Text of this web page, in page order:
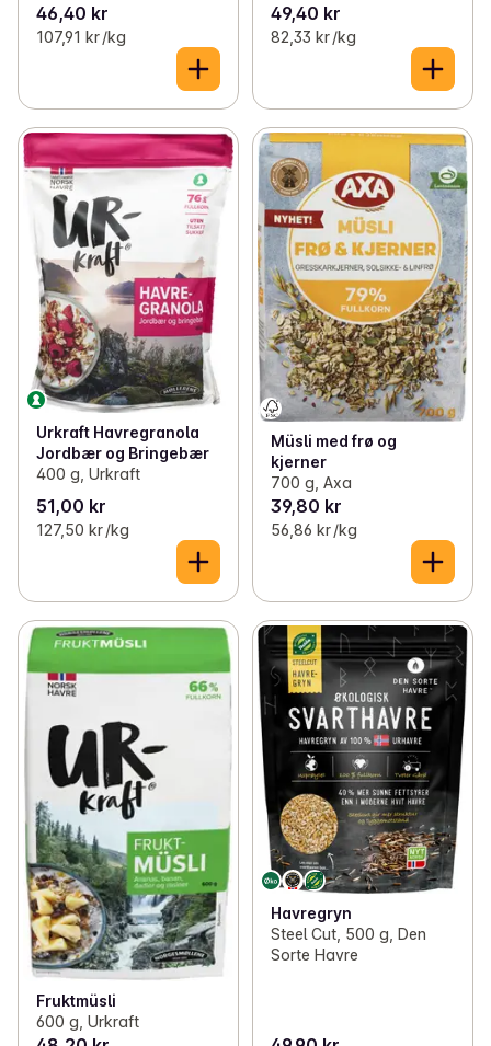
46,40 kr
107,91 kr /kg
49,40 kr
82,33 kr /kg
Urkraft Havregranola
Jordbær og Bringebær
400 g, Urkraft
51,00 kr
127,50 kr /kg
Müsli med frø og
kjerner
700 g, Axa
39,80 kr
56,86 kr /kg
Fruktmüsli
600 g, Urkraft
Havregryn
Steel Cut, 500 g, Den
Sorte Havre